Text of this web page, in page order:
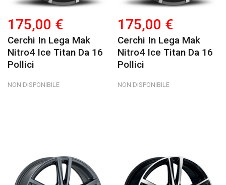
175,00 €
Cerchi In Lega Mak
Nitro4 Ice Titan Da 16
Pollici
NON DISPONIBILE
175,00 €
Cerchi In Lega Mak
Nitro4 Ice Titan Da 16
Pollici
NON DISPONIBILE